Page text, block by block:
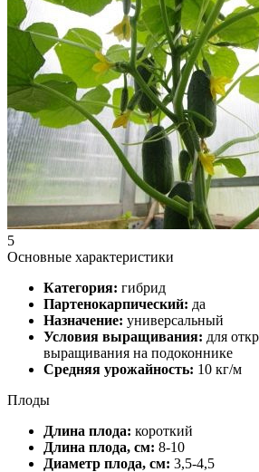
5
Основные характеристики
Категория: гибрид
Партенокарпический: да
Назначение: универсальный
Условия выращивания: для
выращивания на подоконнике
Средняя урожайность: 10 кг/м
Плоды
Длина плода: короткий
Длина плода, см: 8-10
Диаметр плода, см: 3,5-4,5